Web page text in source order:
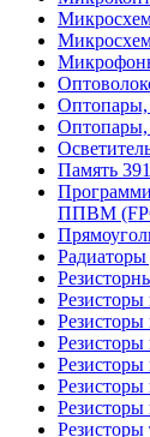
Оптопары,
Память
ППВМ
Радиаторы
Резисторы
Резисторы
Резисторы